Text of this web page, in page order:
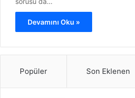
Devamını Oku »
Popüler Son Eklenen